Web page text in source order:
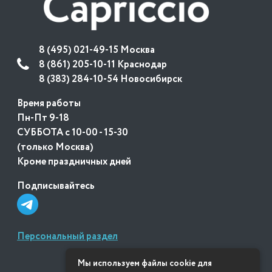
8 (495) 021-49-15 Москва
8 (861) 205-10-11 Краснодар
8 (383) 284-10-54 Новосибирск
Время работы
Пн-Пт 9-18
СУББОТА с 10-00 - 15-30
(только Москва)
Кроме праздничных дней
Подписывайтесь
Персональный раздел
Мы используем файлы cookie для